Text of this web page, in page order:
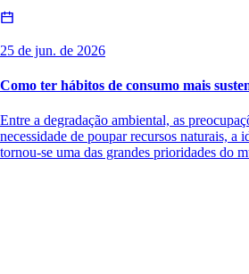
25 de jun. de 2026
Como ter hábitos de consumo mais
Entre a degradação ambiental, as
necessidade de poupar recursos naturais, a
tornou-se uma das grandes prioridades do